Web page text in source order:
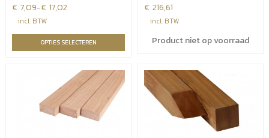
€ 7,09-€ 17,02
Prijsklasse:
€7,09
tot
incl. BTW
OPTIES SELECTEREN
€ 216,61
incl. BTW
Product niet op voorraad